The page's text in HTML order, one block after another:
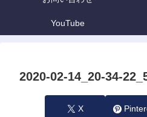
YouTube
2020-02-14_20-34-
X